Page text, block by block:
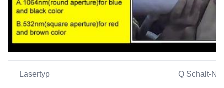
Lasertyp Q Schalt-Nd